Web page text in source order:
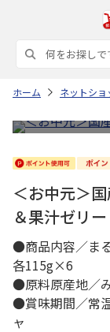
ホーム ネットショ
＜お中元＞
＆果汁ゼリー
●商品内容／ま
各115g×6
●原料原産地／
●賞味期間／常
ャ